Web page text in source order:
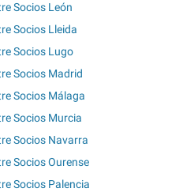
Socios León
Socios Lleida
Socios Lugo
Socios Madrid
Socios Málaga
Socios Murcia
Socios Navarra
Socios Ourense
Socios Palencia